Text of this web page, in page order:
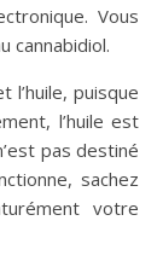
Vous
cannabidiol.
l’huile, puisque
l’huile est
pas destiné
sachez
votre